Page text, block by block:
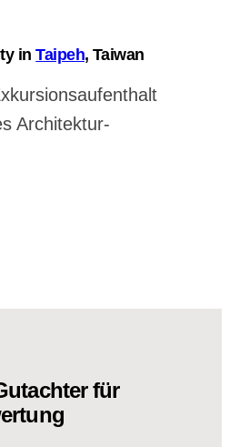
inTaipeh, Taiwan
Architektur-
für